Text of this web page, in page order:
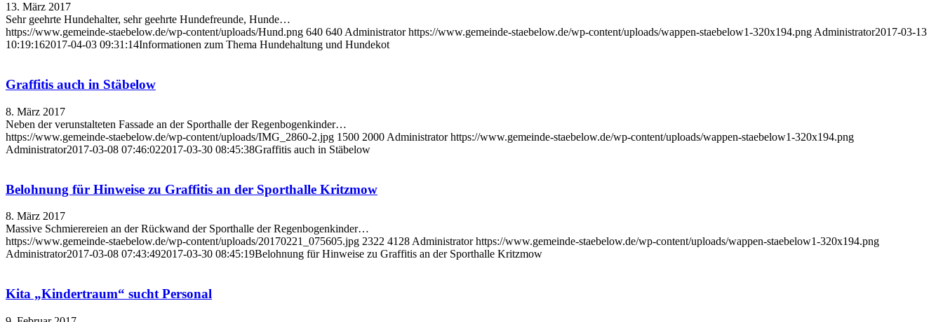
13. März 2017
Sehr geehrte Hundehalter, sehr geehrte Hundefreunde, Hunde…
https://www.gemeinde-staebelow.de/wp-content/uploads/Hund.png 640 640Administrator https://www.gemeinde-staebelow.de/wp-content/uploads/wappen-staebelow1-320x194.pngAdministrator2017-03-13
10:19:162017-04-03 09:31:14Informationen zum Thema Hundehaltung und Hundekot
Graffitis auch in Stäbelow
8. März 2017
Neben der verunstalteten Fassade an der Sporthalle der Regenbogenkinder…
https://www.gemeinde-staebelow.de/wp-content/uploads/IMG_2860-2.jpg 1500 2000 Administrator https://www.gemeinde-staebelow.de/wp-content/uploads/wappen-staebelow1-320x194.png
Administrator2017-03-08 07:46:022017-03-30 08:45:38Graffitis auch in Stäbelow
Belohnung für Hinweise zu Graffitis an der Sporthalle Kritzmow
8. März 2017
Massive Schmierereien an der Rückwand der Sporthalle der Regenbogenkinder…
https://www.gemeinde-staebelow.de/wp-content/uploads/20170221_075605.jpg 2322 4128 Administrator https://www.gemeinde-staebelow.de/wp-content/uploads/wappen-staebelow1-320x194.png
Administrator2017-03-08 07:43:492017-03-30 08:45:19Belohnung für Hinweise zu Graffitis an der Sporthalle Kritzmow
Kita „Kindertraum“ sucht Personal